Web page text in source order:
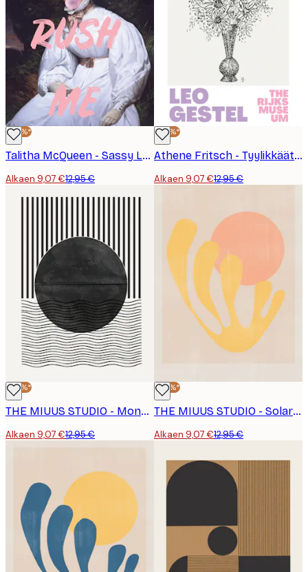
-30%*
Talitha McQueen - Sassy Lady Pinkki Kupla Juliste
Alkaen 9,07 €12,95 €
-30%*
Athene Fritsch - Tyylikkäät Kukat Maljakossa Juliste
Alkaen 9,07 €12,95 €
-30%*
THE MIUUS STUDIO - Monokrominen Pimennys Juliste
Alkaen 9,07 €12,95 €
-30%*
THE MIUUS STUDIO - Solar Embrace No2 Juliste
Alkaen 9,07 €12,95 €